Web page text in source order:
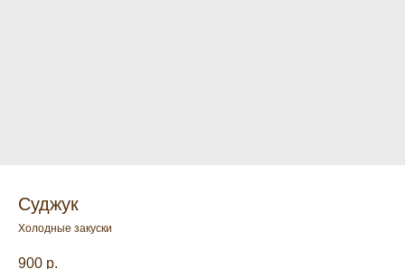
Суджук
Холодные закуски
900 р.